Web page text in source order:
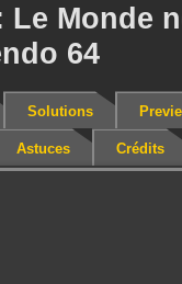
Monde
64
Solutions
Astuces Crédits